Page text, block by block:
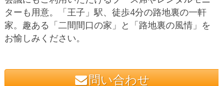
ターも用意。「王子」駅、徒歩4分の路地裏の一軒
家。趣ある「二間間口の家」と「路地裏の風情」を
お愉しみください。
問い合わせ